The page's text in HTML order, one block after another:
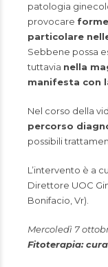
patologia
provocare
particolare
Sebbene possa
tuttavia nella
manifesta con
Nel corso della
percorso
possibili
L’intervento è a
Direttore UOC
Bonifacio, Vr).
Mercoledì 7
Fitoterapia: